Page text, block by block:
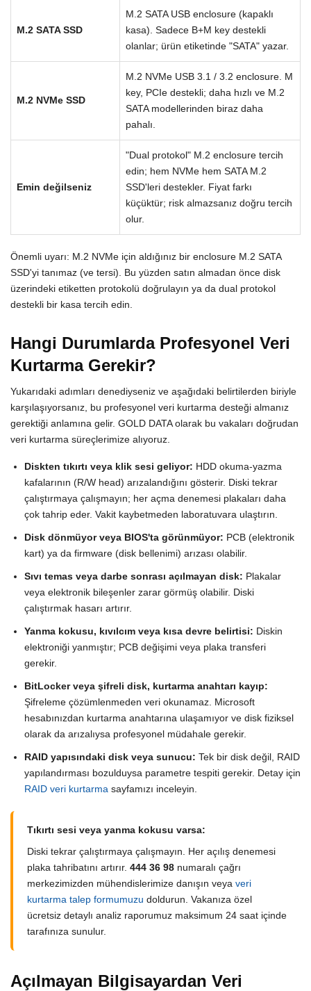
M.2 SATA SSD
M.2 SATA USB enclosure (kapaklı
kasa). Sadece B+M key destekli
olanlar; ürün etiketinde "SATA" yazar.
M.2 NVMe SSD
M.2 NVMe USB 3.1 / 3.2 enclosure. M
key, PCIe destekli; daha hızlı ve M.2
SATA modellerinden biraz daha
pahalı.
Emin değilseniz
"Dual protokol" M.2 enclosure tercih
edin; hem NVMe hem SATA M.2
SSD'leri destekler. Fiyat farkı
küçüktür; risk almazsanız doğru tercih
olur.
Önemli uyarı: M.2 NVMe için aldığınız bir enclosure M.2 SATA
SSD'yi tanımaz (ve tersi). Bu yüzden satın almadan önce disk
üzerindeki etiketten protokolü doğrulayın ya da dual protokol
destekli bir kasa tercih edin.
Hangi Durumlarda Profesyonel Veri
Kurtarma Gerekir?
Yukarıdaki adımları denediyseniz ve aşağıdaki belirtilerden biriyle
karşılaşıyorsanız, bu profesyonel veri kurtarma desteği almanız
gerektiği anlamına gelir. GOLD DATA olarak bu vakaları doğrudan
veri kurtarma süreçlerimize alıyoruz.
Diskten tıkırtı veya klik sesi geliyor: HDD okuma-yazma
kafalarının (R/W head) arızalandığını gösterir. Diski tekrar
çalıştırmaya çalışmayın; her açma denemesi plakaları daha
çok tahrip eder. Vakit kaybetmeden laboratuvara ulaştırın.
Disk dönmüyor veya BIOS'ta görünmüyor: PCB (elektronik
kart) ya da firmware (disk bellenimi) arızası olabilir.
Sıvı temas veya darbe sonrası açılmayan disk: Plakalar
veya elektronik bileşenler zarar görmüş olabilir. Diski
çalıştırmak hasarı artırır.
Yanma kokusu, kıvılcım veya kısa devre belirtisi: Diskin
elektroniği yanmıştır; PCB değişimi veya plaka transferi
gerekir.
BitLocker veya şifreli disk, kurtarma anahtarı kayıp:
Şifreleme çözümlenmeden veri okunamaz. Microsoft
hesabınızdan kurtarma anahtarına ulaşamıyor ve disk fiziksel
olarak da arızalıysa profesyonel müdahale gerekir.
RAID yapısındaki disk veya sunucu: Tek bir disk değil, RAID
yapılandırması bozulduysa parametre tespiti gerekir. Detay için
RAID veri kurtarma sayfamızı inceleyin.
Tıkırtı sesi veya yanma kokusu varsa:
Diski tekrar çalıştırmaya çalışmayın. Her açılış denemesi
plaka tahribatını artırır. 444 36 98 numaralı çağrı
merkezimizden mühendislerimize danışın veya veri
kurtarma talep formumuzu doldurun. Vakanıza özel
ücretsiz detaylı analiz raporumuz maksimum 24 saat içinde
tarafınıza sunulur.
Açılmayan Bilgisayardan Veri